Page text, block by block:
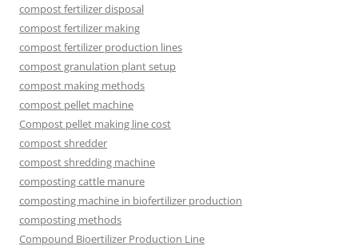
compost fertilizer disposal
compost fertilizer making
compost fertilizer production lines
compost granulation plant setup
compost making methods
compost pellet machine
Compost pellet making line cost
compost shredder
compost shredding machine
composting cattle manure
composting machine in biofertilizer production
composting methods
Compound Bioertilizer Production Line